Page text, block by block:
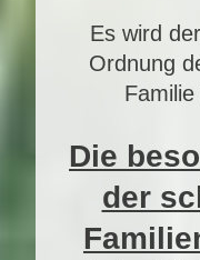
Es wird
Ordnung
Die
der